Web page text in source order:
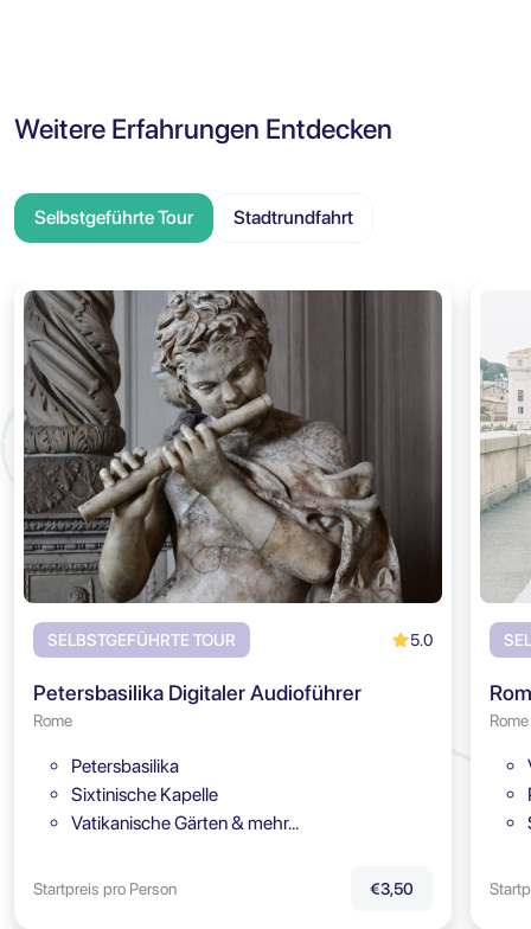
Weitere Erfahrungen Entdecken
Selbstgeführte Tour Stadtrundfahrt
SELBSTGEFÜHRTE TOUR 5.0
Petersbasilika Digitaler Audioführer
Rome
Petersbasilika
Sixtinische Kapelle
Vatikanische Gärten & mehr…
Startpreis pro Person €3,50
Rome